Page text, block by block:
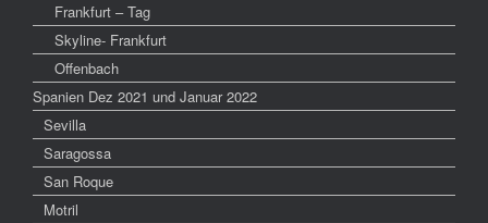
Frankfurt – Tag
Skyline- Frankfurt
Offenbach
Spanien Dez 2021 und Januar 2022
Sevilla
Saragossa
San Roque
Motril